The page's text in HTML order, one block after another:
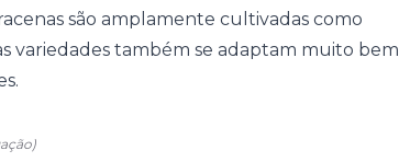
são amplamente cultivadas como
variedades também se adaptam muito bem